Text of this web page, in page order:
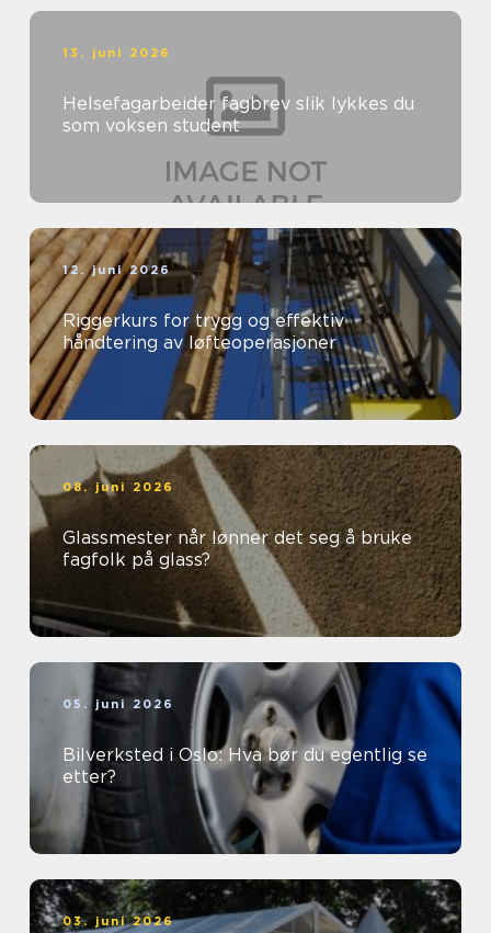
13. juni 2026
Helsefagarbeider fagbrev slik lykkes du
som voksen student
12. juni 2026
Riggerkurs for trygg og effektiv
håndtering av løfteoperasjoner
08. juni 2026
Glassmester når lønner det seg å bruke
fagfolk på glass?
05. juni 2026
Bilverksted i Oslo: Hva bør du egentlig se
etter?
03. juni 2026